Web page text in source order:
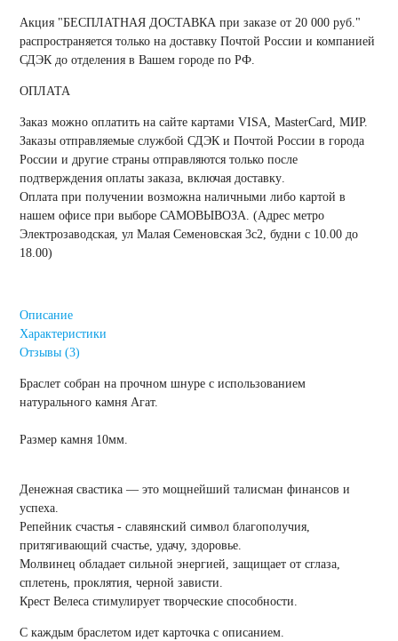
Акция "БЕСПЛАТНАЯ ДОСТАВКА при заказе от 20 000 руб. "
распространяется только на доставку Почтой России и компанией
СДЭК до отделения в Вашем городе по РФ.
ОПЛАТА
Заказ можно оплатить на сайте картами VISA, MasterCard, МИР.
Заказы отправляемые службой СДЭК и Почтой России в города
России и другие страны отправляются толькопосле
подтверждения оплаты заказа, включая доставку
Оплата при получении возможна наличными либо картой в
нашем офисе при выборе САМОВЫВОЗА. (Адрес метро
Электрозаводская, ул Малая Семеновская 3с2, будни с 10.00 до
18.00)
Описание
Характеристики
Отзывы (3)
Браслет собран на прочном шнуре с использованием
натурального камня Агат.
Размер камня 10мм.
Денежная свастика — это мощнейший талисман финансов и
успеха.
Репейник счастья - славянский символ благополучия,
притягивающий счастье, удачу, здоровье.
Молвинец обладает сильной энергией, защищает от сглаза,
сплетень, проклятия, черной зависти.
Крест Велеса стимулирует творческие способности.
С каждым браслетом идет карточка с описанием.